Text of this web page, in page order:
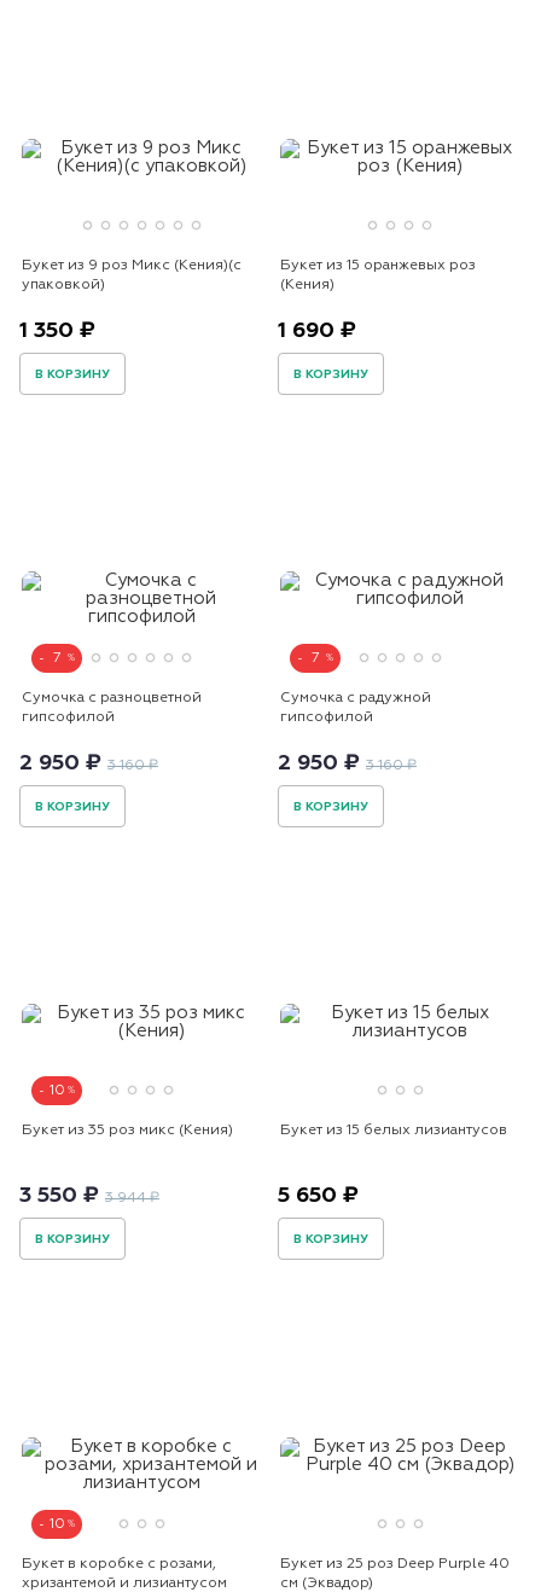
Букет из 9 роз Микс (Кения)(с
упаковкой)
1 350 ₽
В КОРЗИНУ
Букет из 15 оранжевых роз
(Кения)
1 690 ₽
В КОРЗИНУ
7
Сумочка с разноцветной
гипсофилой
2 950 ₽ 3 160 ₽
В КОРЗИНУ
7
Сумочка с радужной
гипсофилой
2 950 ₽ 3 160 ₽
В КОРЗИНУ
10
Букет из 35 роз микс (Кения)
3 550 ₽ 3 944 ₽
В КОРЗИНУ
Букет из 15 белых лизиантусов
5 650 ₽
В КОРЗИНУ
10
Букет в коробке с розами,
хризантемой и лизиантусом
Букет из 25 роз Deep Purple 40
см (Эквадор)